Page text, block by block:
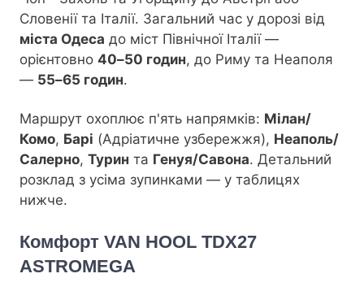
Словенії та Італії. Загальний час у дорозі від
міста Одеса до міст Північної Італії —
орієнтовно 40–50 годин, до Риму та Неаполя
— 55–65 годин.
Маршрут охоплює п'ять напрямків: Мілан/
Комо, Барі (Адріатичне узбережжя), Неаполь/
Салерно, Турин та Генуя/Савона. Детальний
розклад з усіма зупинками — у таблицях
нижче.
Комфорт VAN HOOL TDX27
ASTROMEGA